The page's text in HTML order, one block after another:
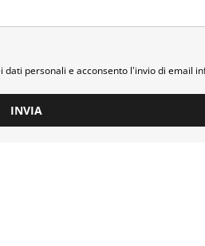
dati personali e acconsento l'invio di email
INVIA